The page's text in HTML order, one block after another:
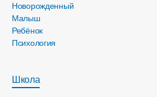
Новорожденный
Малыш
Ребёнок
Психология
Школа